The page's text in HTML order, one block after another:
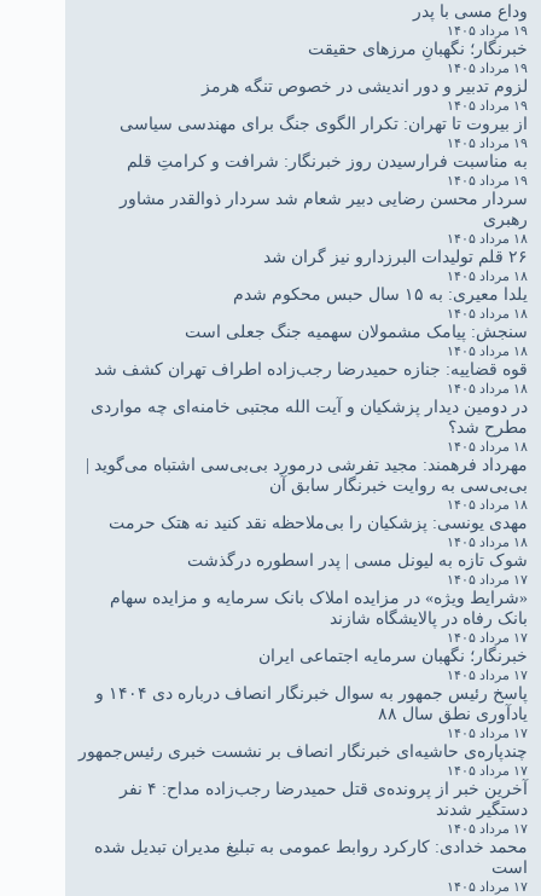
وداع مسی با پدر
۱۹ مرداد ۱۴۰۵
خبرنگار؛ نگهبانِ مرزهای حقیقت
۱۹ مرداد ۱۴۰۵
لزوم تدبیر و دور اندیشی در خصوص تنگه هرمز
۱۹ مرداد ۱۴۰۵
از بیروت تا تهران: تکرار الگوی جنگ برای مهندسی سیاسی
۱۹ مرداد ۱۴۰۵
به مناسبت فرارسیدن روز خبرنگار: شرافت و کرامتِ قلم
۱۹ مرداد ۱۴۰۵
سردار محسن رضایی دبیر شعام شد سردار ذوالقدر مشاور
رهبری
۱۸ مرداد ۱۴۰۵
۲۶ قلم تولیدات البرزدارو نیز گران شد
۱۸ مرداد ۱۴۰۵
یلدا معیری: به ۱۵ سال حبس محکوم شدم
۱۸ مرداد ۱۴۰۵
سنجش: پیامک مشمولان سهمیه جنگ جعلی است
۱۸ مرداد ۱۴۰۵
قوه قضاییه: جنازه حمیدرضا رجب‌زاده اطراف تهران کشف شد
۱۸ مرداد ۱۴۰۵
در دومین دیدار پزشکیان و آیت الله مجتبی خامنه‌ای چه مواردی
مطرح شد؟
۱۸ مرداد ۱۴۰۵
مهرداد فرهمند: مجید تفرشی درمورد بی‌بی‌سی اشتباه می‌گوید |
بی‌بی‌سی به روایت خبرنگار سابق آن
۱۸ مرداد ۱۴۰۵
مهدی یونسی: پزشکیان را بی‌ملاحظه نقد کنید نه هتک حرمت
۱۸ مرداد ۱۴۰۵
شوک تازه به لیونل مسی | پدر اسطوره درگذشت
۱۷ مرداد ۱۴۰۵
«شرایط ویژه» در مزایده املاک بانک سرمایه و مزایده سهام
بانک رفاه در پالایشگاه شازند
۱۷ مرداد ۱۴۰۵
خبرنگار؛ نگهبان سرمایه اجتماعی ایران
۱۷ مرداد ۱۴۰۵
پاسخ رئیس جمهور به سوال خبرنگار انصاف درباره دی ۱۴۰۴ و
یادآوری نطق سال ۸۸
۱۷ مرداد ۱۴۰۵
چندپاره‌ی حاشیه‌ای خبرنگار انصاف بر نشست خبری رئیس‌جمهور
۱۷ مرداد ۱۴۰۵
آخرین خبر از پرونده‌ی قتل حمیدرضا رجب‌زاده مداح: ۴ نفر
دستگیر شدند
۱۷ مرداد ۱۴۰۵
محمد خدادی: کارکرد روابط عمومی به تبلیغ مدیران تبدیل شده
است
۱۷ مرداد ۱۴۰۵